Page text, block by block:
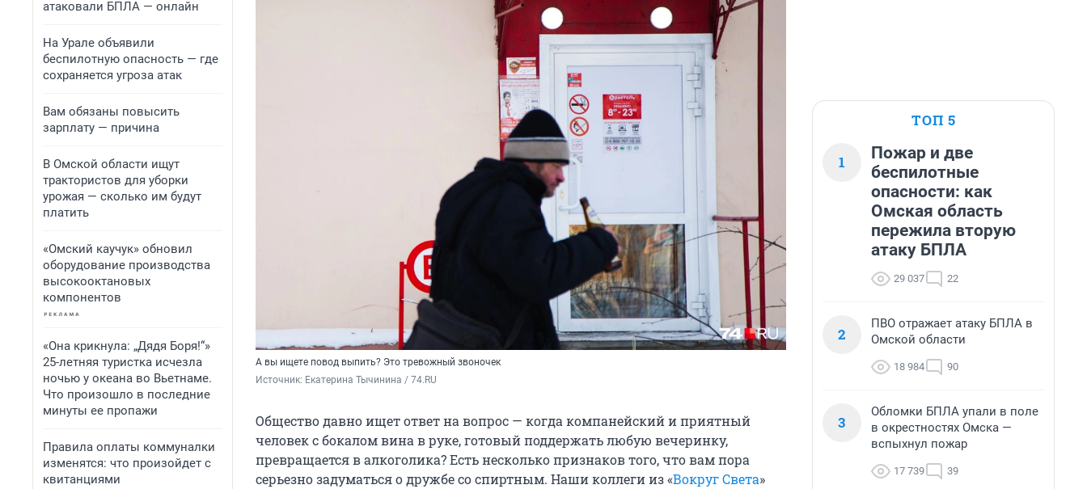
атаковали БПЛА — онлайн
На Урале объявили
беспилотную опасность — где
сохраняется угроза атак
Вам обязаны повысить
зарплату — причина
В Омской области ищут
трактористов для уборки
урожая — сколько им будут
платить
«Омский каучук» обновил
оборудование производства
высокооктановых
компонентов
«Она крикнула: „Дядя Боря!“»
25-летняя туристка исчезла
ночью у океана во Вьетнаме.
Что произошло в последние
минуты ее пропажи
Правила оплаты коммуналки
изменятся: что произойдет с
квитанциями
А вы ищете повод выпить? Это тревожный звоночек
Источник: Екатерина Тычинина / 74.RU
Общество давно ищет ответ на вопрос — когда компанейский и приятный
человек с бокалом вина в руке, готовый поддержать любую вечеринку,
превращается в алкоголика? Есть несколько признаков того, что вам пора
серьезно задуматься о дружбе со спиртным. Наши коллеги из «Вокруг Света»
ТОП 5
1
Пожар и две
беспилотные
опасности: как
Омская область
пережила вторую
атаку БПЛА
29 037 22
2
ПВО отражает атаку БПЛА в
Омской области
18 984 90
3
Обломки БПЛА упали в поле
в окрестностях Омска —
вспыхнул пожар
17 739 39